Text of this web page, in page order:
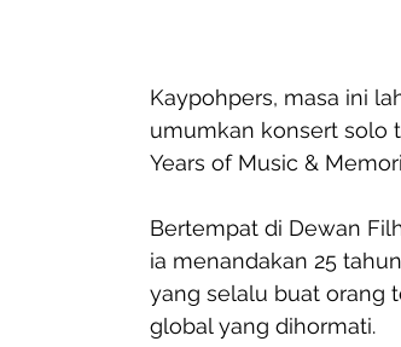
Kaypohpers, masa ini
umumkan konsert solo
Years of Music &
Bertempat di Dewan
ia menandakan 25
yang selalu buat orang
global yang dihormati.